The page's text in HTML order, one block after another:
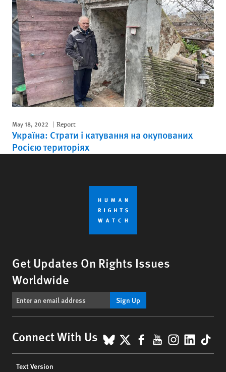
May 18, 2022 Report
Україна: Страти і катування на окупованих
Росією територіях
Get Updates On Rights Issues
Worldwide
Sign Up
Connect With Us BlueSky
X Facebook
YouTube
Text Version